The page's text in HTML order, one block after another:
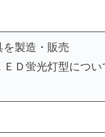
製造・販売
Ｄ蛍光灯型につ